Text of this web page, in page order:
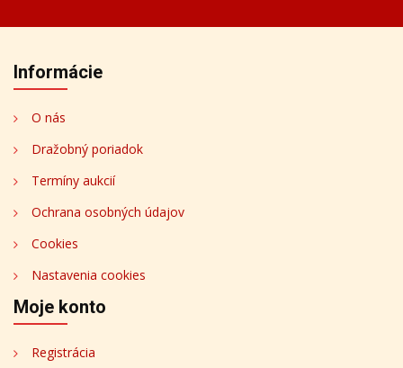
Informácie
O nás
Dražobný poriadok
Termíny aukcií
Ochrana osobných údajov
Cookies
Nastavenia cookies
Moje konto
Registrácia